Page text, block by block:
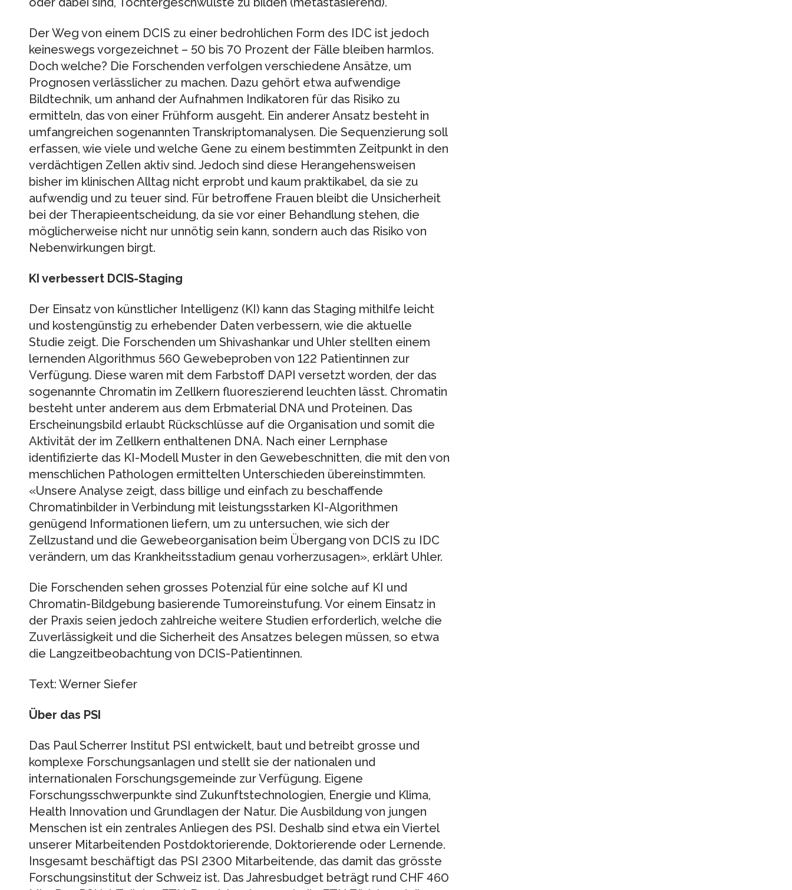
Der Weg von einem DCIS zu einer bedrohlichen Form des IDC ist jedoch
keineswegs vorgezeichnet – 50 bis 70 Prozent der Fälle bleiben harmlos.
Doch welche? Die Forschenden verfolgen verschiedene Ansätze, um
Prognosen verlässlicher zu machen. Dazu gehört etwa aufwendige
Bildtechnik, um anhand der Aufnahmen Indikatoren für das Risiko zu
ermitteln, das von einer Frühform ausgeht. Ein anderer Ansatz besteht in
umfangreichen sogenannten Transkriptomanalysen. Die Sequenzierung soll
erfassen, wie viele und welche Gene zu einem bestimmten Zeitpunkt in den
verdächtigen Zellen aktiv sind. Jedoch sind diese Herangehensweisen
bisher im klinischen Alltag nicht erprobt und kaum praktikabel, da sie zu
aufwendig und zu teuer sind. Für betroffene Frauen bleibt die Unsicherheit
bei der Therapieentscheidung, da sie vor einer Behandlung stehen, die
möglicherweise nicht nur unnötig sein kann, sondern auch das Risiko von
Nebenwirkungen birgt.
KI verbessert DCIS-Staging
Der Einsatz von künstlicher Intelligenz (KI) kann das Staging mithilfe leicht
und kostengünstig zu erhebender Daten verbessern, wie die aktuelle
Studie zeigt. Die Forschenden um Shivashankar und Uhler stellten einem
lernenden Algorithmus 560 Gewebeproben von 122 Patientinnen zur
Verfügung. Diese waren mit dem Farbstoff DAPI versetzt worden, der das
sogenannte Chromatin im Zellkern fluoreszierend leuchten lässt. Chromatin
besteht unter anderem aus dem Erbmaterial DNA und Proteinen. Das
Erscheinungsbild erlaubt Rückschlüsse auf die Organisation und somit die
Aktivität der im Zellkern enthaltenen DNA. Nach einer Lernphase
identifizierte das KI-Modell Muster in den Gewebeschnitten, die mit den von
menschlichen Pathologen ermittelten Unterschieden übereinstimmten.
«Unsere Analyse zeigt, dass billige und einfach zu beschaffende
Chromatinbilder in Verbindung mit leistungsstarken KI-Algorithmen
genügend Informationen liefern, um zu untersuchen, wie sich der
Zellzustand und die Gewebeorganisation beim Übergang von DCIS zu IDC
verändern, um das Krankheitsstadium genau vorherzusagen», erklärt Uhler.
Die Forschenden sehen grosses Potenzial für eine solche auf KI und
Chromatin-Bildgebung basierende Tumoreinstufung. Vor einem Einsatz in
der Praxis seien jedoch zahlreiche weitere Studien erforderlich, welche die
Zuverlässigkeit und die Sicherheit des Ansatzes belegen müssen, so etwa
die Langzeitbeobachtung von DCIS-Patientinnen.
Text: Werner Siefer
Über das PSI
Das Paul Scherrer Institut PSI entwickelt, baut und betreibt grosse und
komplexe Forschungsanlagen und stellt sie der nationalen und
internationalen Forschungsgemeinde zur Verfügung. Eigene
Forschungsschwerpunkte sind Zukunftstechnologien, Energie und Klima,
Health Innovation und Grundlagen der Natur. Die Ausbildung von jungen
Menschen ist ein zentrales Anliegen des PSI. Deshalb sind etwa ein Viertel
unserer Mitarbeitenden Postdoktorierende, Doktorierende oder Lernende.
Insgesamt beschäftigt das PSI 2300 Mitarbeitende, das damit das grösste
Forschungsinstitut der Schweiz ist. Das Jahresbudget beträgt rund CHF 460